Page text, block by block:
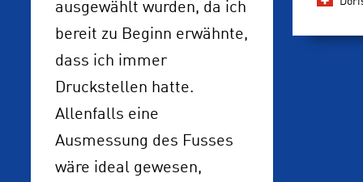
ausgewählt wurden, da ich
bereit zu Beginn erwähnte,
dass ich immer
Druckstellen hatte.
Allenfalls eine
Ausmessung des Fusses
wäre ideal gewesen,